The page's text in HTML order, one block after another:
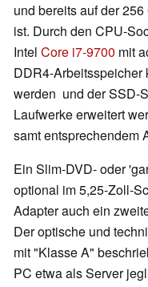
und bereits auf der
ist. Durch den CPU-
Intel Core i7-9700 mit
DDR4-Arbeitsspeicher
werden und der SSD-
Laufwerke erweitert
samt entsprechendem
Ein Slim-DVD- oder
optional im 5,25-Zoll-
Adapter auch ein
Der optische und
mit "Klasse A"
PC etwa als Server